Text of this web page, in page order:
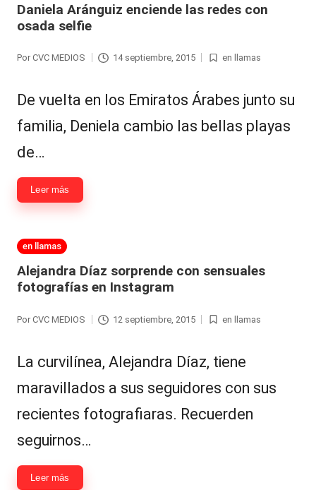
Daniela Aránguiz enciende las redes con
osada selfie
Por CVC MEDIOS 14 septiembre, 2015
Publicada
en llamas
De vuelta en los Emiratos Árabes junto su
familia, Deniela cambio las bellas playas
de…
Leer más
Publicada
en llamas
Alejandra Díaz sorprende con sensuales
fotografías en Instagram
Por CVC MEDIOS 12 septiembre, 2015
Publicada
en llamas
La curvilínea, Alejandra Díaz, tiene
maravillados a sus seguidores con sus
recientes fotografiaras. Recuerden
seguirnos…
Leer más